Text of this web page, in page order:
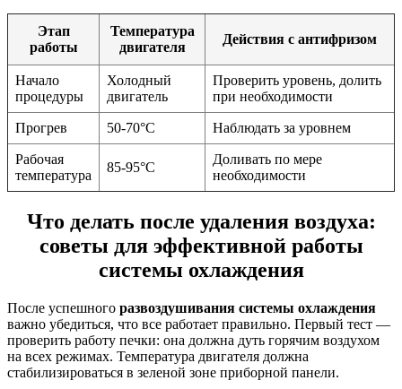
Этап
работы
Температура
двигателя
Действия с антифризом
Начало
процедуры
Холодный
двигатель
Проверить уровень, долить
при необходимости
Прогрев 50-70°C Наблюдать за уровнем
Рабочая
температура
85-95°C
Доливать по мере
необходимости
Что делать после удаления воздуха:
советы для эффективной работы
системы охлаждения
После успешного развоздушивания системы охлаждения
важно убедиться, что все работает правильно. Первый тест —
проверить работу печки: она должна дуть горячим воздухом
на всех режимах. Температура двигателя должна
стабилизироваться в зеленой зоне приборной панели.